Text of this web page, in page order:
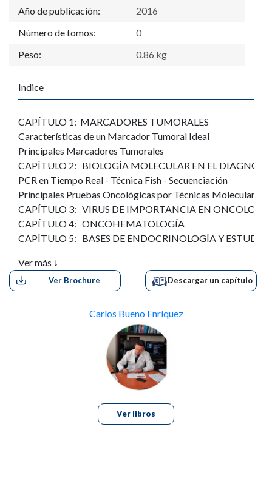
Ver Brochure Descargar un capítulo
Carlos Bueno Enríquez
Ver libros
Año de publicación:
2016
Número de tomos:
0
Peso:
0.86 kg
Indice
CAPÍTULO 1: MARCADORES TUMORALES
Características de un Marcador Tumoral Ideal
Principales Marcadores Tumorales
CAPÍTULO 2: BIOLOGÍA MOLECULAR EN EL
PCR en Tiempo Real - Técnica Fish - Secuenciación
Principales Pruebas Oncológicas por Técnicas Moleculares
CAPÍTULO 3: VIRUS DE IMPORTANCIA EN ONCOLOGÍA
CAPÍTULO 4: ONCOHEMATOLOGÍA
CAPÍTULO 5: BASES DE ENDOCRINOLOGÍA Y
Mecanismos de Acción Hormonal
Enzimas Útiles en el Diagnóstico y Seguimiento Oncológico
Causas que Producen Alteración de las Concentraciones
Causas que Producen Alteración de la Concentración
Principales Enzimas Usadas en Diagnóstico Médico
CAPÍTULO 7: MONITOREO DE DROGAS
CAPÍTULO 8: PRUEBAS DE AUTOINMUNIDAD
CAPÍTULO 9: ELECTROFORESIS EN EL ESTUDIO DE
Ver más ↓